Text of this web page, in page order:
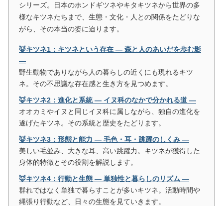
シリーズ。日本のホンドギツネやキタキツネから世界の多
様なキツネたちまで、生態・文化・人との関係をたどりな
がら、その本当の姿に迫ります。
🦊キツネ1：キツネという存在 ― 森と人のあいだを歩む影
―
野生動物でありながら人の暮らしの近くにも現れるキツ
ネ。その不思議な存在感と生き方を見つめます。
🦊キツネ2：進化と系統 ― イヌ科のなかで分かれる道 ―
オオカミやイヌと同じイヌ科に属しながら、独自の進化を
遂げたキツネ。その系統と歴史をたどります。
🦊キツネ3：形態と能力 ― 毛色・耳・跳躍のしくみ ―
美しい毛並み、大きな耳、高い跳躍力。キツネが獲得した
身体的特徴とその役割を解説します。
🦊キツネ4：行動と生態 ― 単独性と暮らしのリズム ―
群れではなく単独で暮らすことが多いキツネ。活動時間や
縄張り行動など、日々の生態を見ていきます。